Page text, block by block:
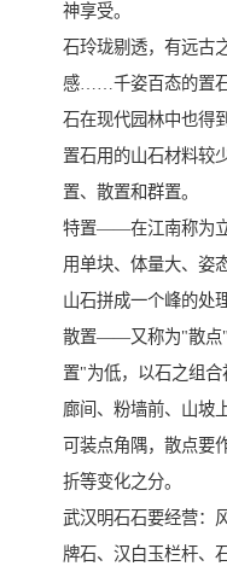
神享受。
石玲珑剔透，有远古
感……千姿百态的置
石在现代园林中也得
置石用的山石材料较
置、散置和群置。
特置——在江南称为
用单块、体量大、姿
山石拼成一个峰的处
散置——又称为"散点"
置"为低，以石之组合
廊间、粉墙前、山坡
可装点角隅，散点要
折等变化之分。
武汉明石石要经营：
牌石、汉白玉栏杆、